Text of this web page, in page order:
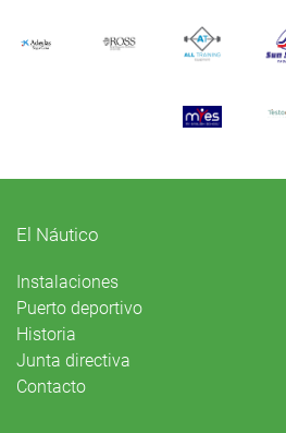
El Náutico
Instalaciones
Puerto deportivo
Historia
Junta directiva
Contacto